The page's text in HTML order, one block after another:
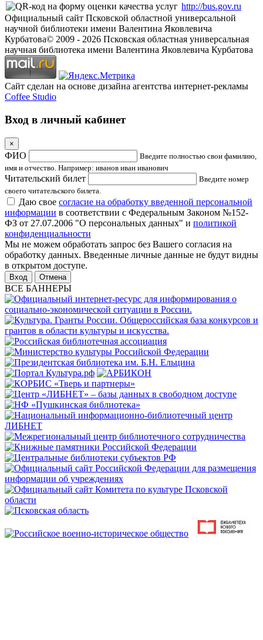
http://bus.gov.ru
Официальный сайт Псковской областной универсальной
научной библиотеки имени Валентина Яковлевича
Курбатова© 2009 - 2026 Псковская областная универсальная
научная библиотека имени Валентина Яковлевича Курбатова
Сайт сделан на основе дизайна агентства интернет-рекламы
Coffee Studio
Вход в личный кабинет
×
ФИО
Введите полностью свои фамилию,
имя и отчество. Например: иванов иван иванович
Читательский билет
Введите номер
своего читательского билета.
Даю свое согласие на обработку введенной персональной
информации в соответствии с Федеральным Законом №152-
ФЗ от 27.07.2006 "О персональных данных" и политикой
конфиденциальности
Мы не можем обработать запрос без Вашего согласия на
обработку данных. Введенные личные данные не будут видны
в открытом доступе.
Отмена
ВСЕ БАННЕРЫ